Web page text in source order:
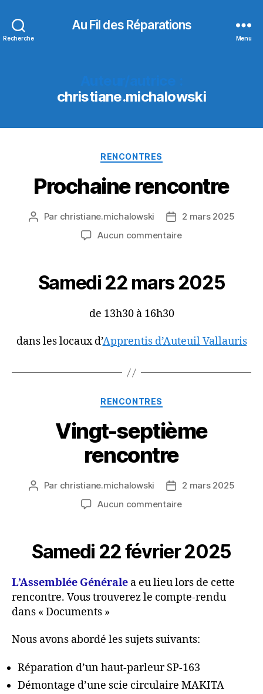
Recherche
Au Fil des Réparations
Menu
christiane.michalowski
Catégories
RENCONTRES
Prochaine rencontre
Auteur
Par christiane.michalowski
Date
de
2 mars 2025
Aucun commentairesur
Samedi 22 mars 2025
de 13h30 à 16h30
dans les locaux d’Apprentis d’Auteuil Vallauris
Catégories
RENCONTRES
Vingt-septième
rencontre
Auteur
Par christiane.michalowski
Date
de
2 mars 2025
Aucun commentairesur
rencontre
Samedi 22 février 2025
L’Assemblée Générale a eu lieu lors de cette
rencontre. Vous trouverez le compte-rendu
dans « Documents »
Nous avons abordé les sujets suivants:
Réparation d’un haut-parleur SP-163
Démontage d’une scie circulaire MAKITA